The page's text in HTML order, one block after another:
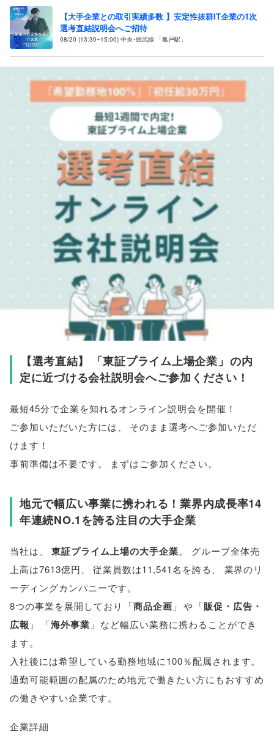
【大手企業との取引実績多数 】安定性抜群IT企業の1次
選考直結説明会へご招待
08/20 (13:30~15:00) 中央･総武線 「亀戸駅」
【選考直結】 「東証プライム上場企業」 の内
定に近づける会社説明会へご参加ください！
最短45分で企業を知れるオンライン説明会を開催！
ご参加いただいた方には
そのまま選考へご参加いただ
けます！
事前準備は不要です。 まずはご参加ください。
地元で幅広い事業に携われる！業界内成長率14
年連続NO.1を誇る注目の大手企業
当社は 東証プライム上場の大手企業。
グループ全体売
上高は7613億円
従業員数は11,541名を誇る
業界のリ
ーディングカンパニーです。
8つの事業を展開しており
「商品企画 」 や 「販促・広告・
広報 」 「海外事業 」 など幅広い業務に携わることができ
ます。
入社後には希望している勤務地域に100％配属されます。
通勤可能範囲の配属のため地元で働きたい方にもおすすめ
の働きやすい企業です。
企業詳細